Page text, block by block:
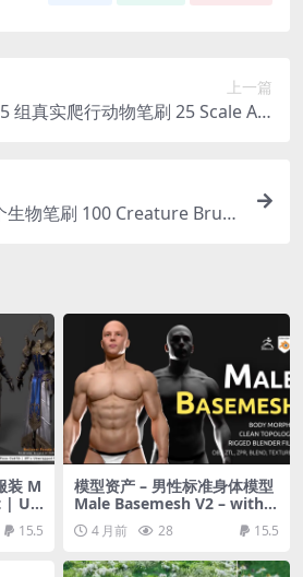
上一篇
组真实爬行动物笔刷 25 Scale Alp
生物笔刷 100 Creature Brus
装 M
| U
15.5
模型资产 – 男性标准身体模型
Male Basemesh V2 – with b
ody morphs and rigged fil
es 4 月前 28 15.5